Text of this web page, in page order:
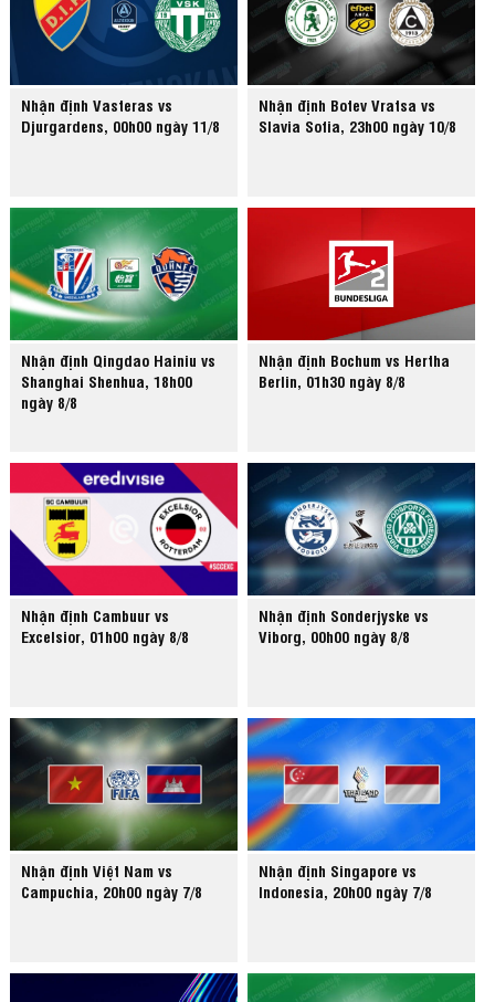
Nhận định Vasteras vs
Djurgardens, 00h00 ngày 11/8
Nhận định Botev Vratsa vs
Slavia Sofia, 23h00 ngày 10/8
Nhận định Qingdao Hainiu vs
Shanghai Shenhua, 18h00
ngày 8/8
Nhận định Bochum vs Hertha
Berlin, 01h30 ngày 8/8
Nhận định Cambuur vs
Excelsior, 01h00 ngày 8/8
Nhận định Sonderjyske vs
Viborg, 00h00 ngày 8/8
Nhận định Việt Nam vs
Campuchia, 20h00 ngày 7/8
Nhận định Singapore vs
Indonesia, 20h00 ngày 7/8